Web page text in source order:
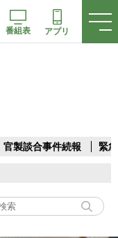
番組表 アプリ
官製談合事件続報 緊